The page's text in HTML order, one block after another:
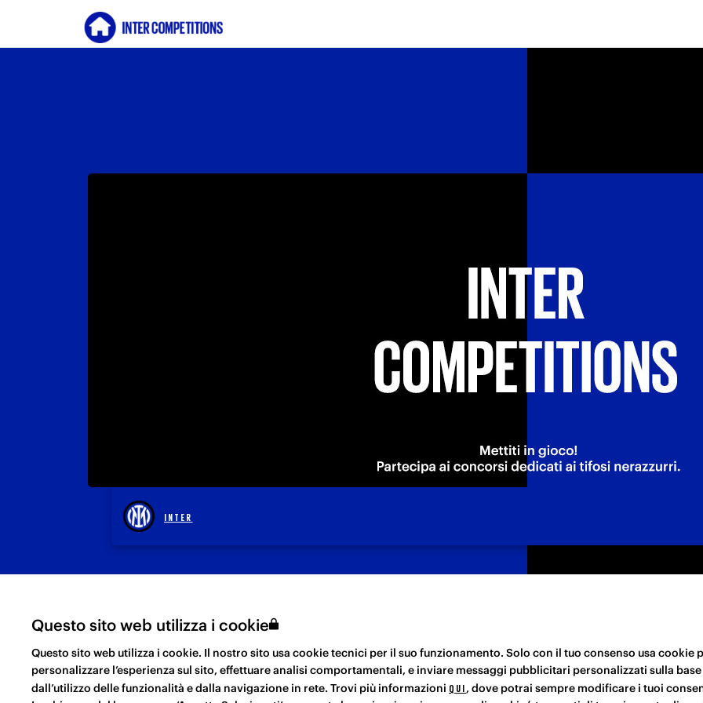
Questo sito web utilizza i cookie
Questo sito web utilizza i cookie. Il nostro sito usa cookie tecnici per il suo funzionamento. Solo con il tuo consenso usa cookie
personalizzare l’esperienza sul sito, effettuare analisi comportamentali, e inviare messaggi pubblicitari personalizzati sulla base
dall’utilizzo delle funzionalità e dalla navigazione in rete. Trovi più informazioni QUI , dove potrai sempre modificare i tuoi
INTER
DATI
POLICY
ACCESSIBILITÀ
Questo sito web utilizza i Cookie